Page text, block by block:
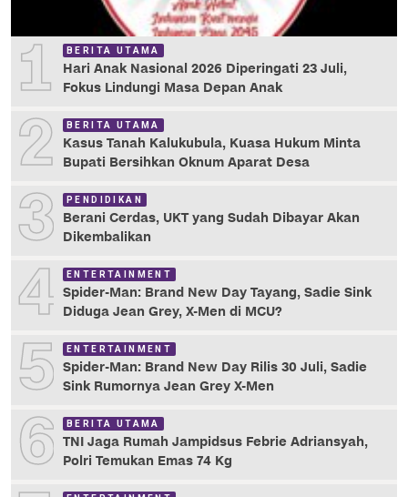
1 BERITA UTAMA
Hari Anak Nasional 2026 Diperingati 23 Juli,
Fokus Lindungi Masa Depan Anak
2 BERITA UTAMA
Kasus Tanah Kalukubula, Kuasa Hukum Minta
Bupati Bersihkan Oknum Aparat Desa
3 PENDIDIKAN
Berani Cerdas, UKT yang Sudah Dibayar Akan
Dikembalikan
4 ENTERTAINMENT
Spider-Man: Brand New Day Tayang, Sadie Sink
Diduga Jean Grey, X-Men di MCU?
5 ENTERTAINMENT
Spider-Man: Brand New Day Rilis 30 Juli, Sadie
Sink Rumornya Jean Grey X-Men
6 BERITA UTAMA
TNI Jaga Rumah Jampidsus Febrie Adriansyah,
Polri Temukan Emas 74 Kg